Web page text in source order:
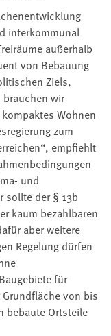
interkommunal
außerhalb
von Bebauung
Ziels,
brauchen wir
Wohnen
zum
empfiehlt
und
sollte der § 13b
kaum bezahlbaren
aber weitere
Regelung dürfen
für
von bis
bebaute Ortsteile